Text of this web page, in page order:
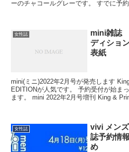
ーのチャコールグレーです。 すでに予
女性誌
mini雑誌
ディショ
表紙
mini(ミニ)2022年2月号が発売します
EDITIONが人気です。 予約受付が始ま
ます。 mini 2022年2月号増刊 King &
女性誌
vivi メン
誌予約情
め